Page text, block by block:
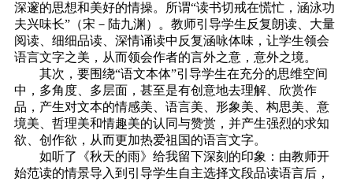
深邃的思想和美好的情操。所谓“读书切戒在慌忙，涵泳功
夫兴味长”（宋－陆九渊）。教师引导学生反复朗读、大量
阅读、细细品读、深情诵读中反复涵咏体味，让学生领会
语言文字之美，从而领会作者的言外之意，意外之境。
其次，要围绕“语文本体”引导学生在充分的思维空间
中，多角度、多层面，甚至是有创意地去理解、欣赏作
品，产生对文本的情感美、语言美、形象美、构思美、意
境美、哲理美和情趣美的认同与赞赏，并产生强烈的求知
欲、创作欲，从而更加热爱祖国的语言文字。
如听了《秋天的雨》给我留下深刻的印象：由教师开
始范读的情景导入到引导学生自主选择文段品读语言后，